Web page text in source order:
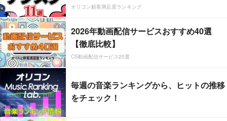
オリコン顧客満足度ランキング
2026年動画配信サービスおすすめ40選
【徹底比較】
CS動画配信サービス20選
毎週の音楽ランキングから、ヒットの推移
をチェック！